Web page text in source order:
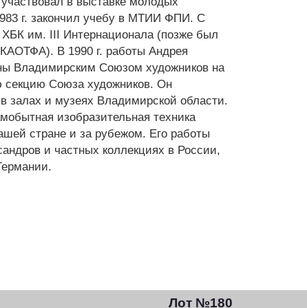
г. закончил учебу в МТИИ ФПИ. С
ХБК им. III Интернационала (позже был
В 1990 г. работы Андрея
Владимирским Союзом художников на
секцию Союза художников. Он
залах и музеях Владимирской области.
изобразительная техника
стране и за рубежом. Его работы
и частных коллекциях в России,
Лот №180